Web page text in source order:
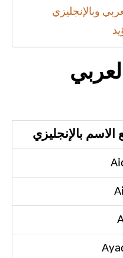
وبالإنجليزي
الاسم بالإنجليزي